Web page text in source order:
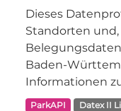
Dieses
Standorten
Baden-
Informationen
ParkAPI Datex II